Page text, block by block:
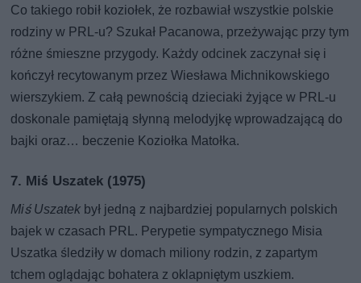
Co takiego robił koziołek, że rozbawiał wszystkie polskie
rodziny w PRL-u? Szukał Pacanowa, przeżywając przy tym
różne śmieszne przygody. Każdy odcinek zaczynał się i
kończył recytowanym przez Wiesława Michnikowskiego
wierszykiem. Z całą pewnością dzieciaki żyjące w PRL-u
doskonale pamiętają słynną melodyjkę wprowadzającą do
bajki oraz… beczenie Koziołka Matołka.
7. Miś Uszatek (1975)
Miś Uszatek był jedną z najbardziej popularnych polskich
bajek w czasach PRL. Perypetie sympatycznego Misia
Uszatka śledziły w domach miliony rodzin, z zapartym
tchem oglądając bohatera z oklapniętym uszkiem.